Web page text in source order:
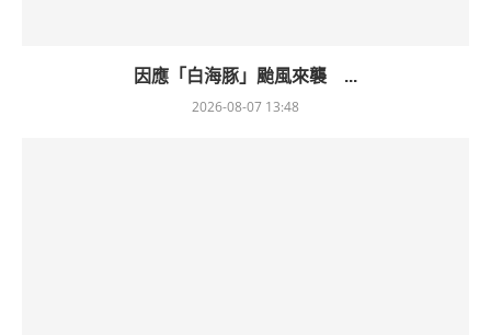
因應「白海豚」颱風來襲 ...
2026-08-07 13:48